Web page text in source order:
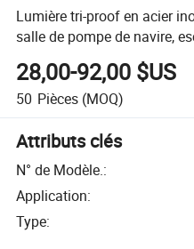
Lumière tri-proof en acier
salle de pompe de navire,
IP65 Ik10 600mm 1200mm
28,00-92,00 $US
50 Pièces (MOQ)
Attributs clés
N° de Modèle.:
Application:
Type: